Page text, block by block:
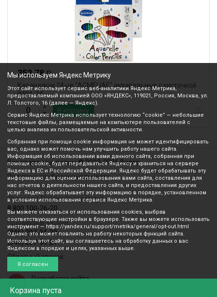
Корзина пуста
352.78₽
Карандаши 24 цв "ACMELIAE" акварельные с кисточкой
9401-24
В корзину
Все права защищены © 2003-2026 Вилор
Политика конфиденциальности
Звонок по России бесплатный
8 800 100-26-20
Принимаем звонки
(846) 207-34-20
(846) 207-34-21
Обратный звонок
Разработка сайта
mediaidea
Мы используем Яндекс Метрику
Этот сайт использует сервис веб-аналитики Яндекс Метрика,
предоставляемый компанией ООО «ЯНДЕКС», 119021, Россия, Москва, ул.
Л. Толстого, 16 (далее — Яндекс).
Сервис Яндекс Метрика использует технологию “cookie” — небольшие
текстовые файлы, размещаемые на компьютере пользователей с
целью анализа их пользовательской активности.
Собранная при помощи cookie информация не может идентифицировать
вас, однако может помочь нам улучшить работу нашего сайта.
Информация об использовании вами данного сайта, собранная при
помощи cookie, будет передаваться Яндексу и храниться на сервере
Яндекса в ЕС и Российской Федерации. Яндекс будет обрабатывать эту
информацию для оценки использования вами сайта, составления для
нас отчетов о деятельности нашего сайта, и предоставления других
услуг. Яндекс обрабатывает эту информацию в порядке, установленном
в условиях использования сервиса Яндекс Метрика.
Вы можете отказаться от использования cookies, выбрав
соответствующие настройки в браузере. Также вы можете использовать
инструмент — https://yandex.ru/support/metrika/general/opt-out.html
Однако это может повлиять на работу некоторых функций сайта.
Используя этот сайт, вы соглашаетесь на обработку данных о вас
Яндексом в порядке и целях, указанных выше.
Я согласен